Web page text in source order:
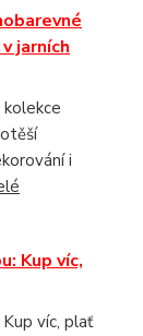
jarních
kolekce
i
Kup víc,
víc, plať